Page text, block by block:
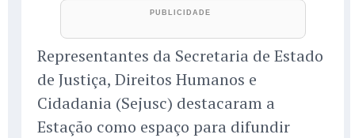
Representantes da Secretaria de Estado
de Justiça, Direitos Humanos e
Cidadania (Sejusc) destacaram a
Estação como espaço para difundir